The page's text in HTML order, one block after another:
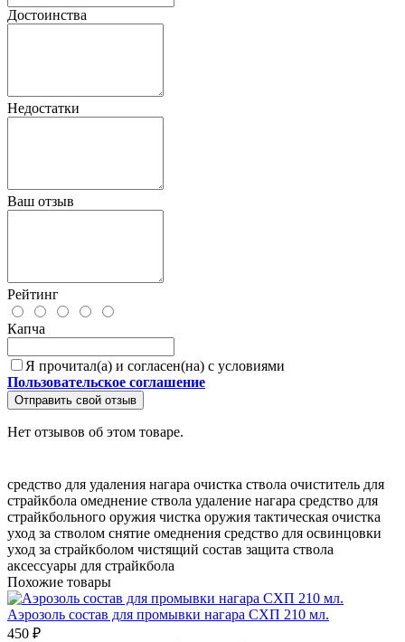
Достоинства
Недостатки
Ваш отзыв
Рейтинг
Капча
Я прочитал(а) и согласен(на) с условиями
Пользовательское соглашение
Отправить свой отзыв
Нет отзывов об этом товаре.
средство для удаления нагара очистка ствола очиститель для
страйкбола омеднение ствола удаление нагара средство для
страйкбольного оружия чистка оружия тактическая очистка
уход за стволом снятие омеднения средство для освинцовки
уход за страйкболом чистящий состав защита ствола
аксессуары для страйкбола
Похожие товары
Аэрозоль состав для промывки нагара СХП 210 мл.
450 ₽